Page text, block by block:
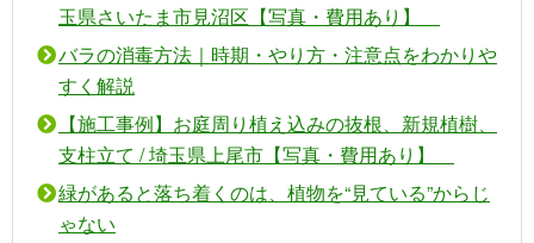
玉県さいたま市見沼区【写真・費用あり】
バラの消毒方法｜時期・やり方・注意点をわかりや
すく解説
【施工事例】お庭周り植え込みの抜根、新規植樹、
支柱立て / 埼玉県上尾市【写真・費用あり】
緑があると落ち着くのは、植物を“見ている”からじ
ゃない